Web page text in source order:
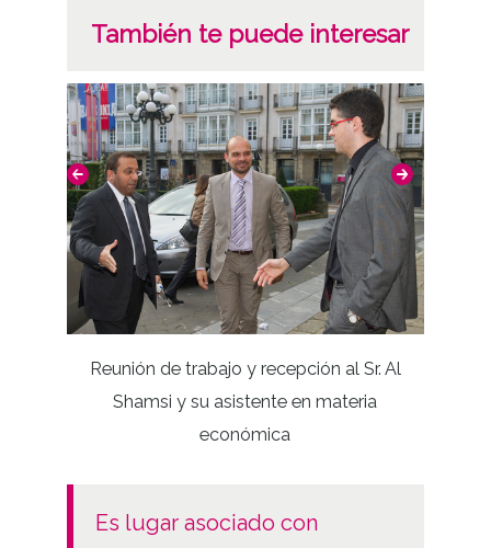
También te puede interesar
Reunión de trabajo y recepción al Sr. Al
Shamsi y su asistente en materia
económica
es lugar asociado con